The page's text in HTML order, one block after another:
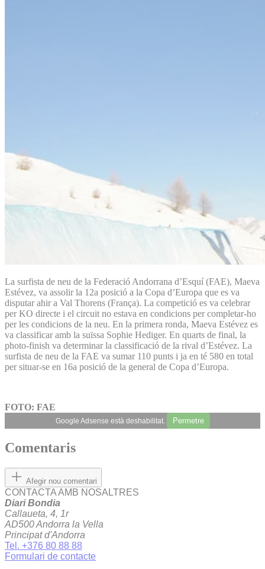
La surfista de neu de la Federació Andorrana d’Esquí (FAE), Maeva
Estévez, va assolir la 12a posició a la Copa d’Europa que es va
disputar ahir a Val Thorens (França). La competició es va celebrar
per KO directe i el circuit no estava en condicions per completar-ho
per les condicions de la neu. En la primera ronda, Maeva Estévez es
va classificar amb la suïssa Sophie Hediger. En quarts de final, la
photo-finish va determinar la classificació de la rival d’Estévez. La
surfista de neu de la FAE va sumar 110 punts i ja en té 580 en total
per situar-se en 16a posició de la general de Copa d’Europa.
FOTO: FAE
Google Adsense està deshabilitat. Permetre
Comentaris
Afegir nou comentari
CONTACTA AMB NOSALTRES
Diari Bondia
Callaueta, 4, 1r
AD500 Andorra la Vella
Principat d'Andorra
Tel. +376 80 88 88
Formulari de contacte